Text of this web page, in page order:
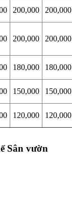
200,000 200,000
200,000 200,000
180,000 180,000
150,000 150,000
120,000 120,000
Sân vườn